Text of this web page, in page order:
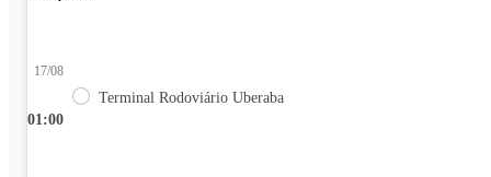
01:00
17/08
Terminal Rodoviário Uberaba